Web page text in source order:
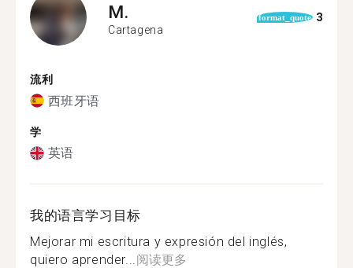
M.
Cartagena
format_quote 3
流利
西班牙语
学
英语
我的语言学习目标
Mejorar mi escritura y expresión del inglés,
quiero aprender...阅读更多